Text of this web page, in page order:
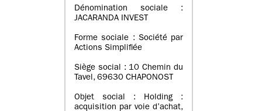
Dénomination sociale :
JACARANDA INVEST
Forme sociale : Société par
Actions Simplifiée
Siège social : 10 Chemin du
Tavel, 69630 CHAPONOST
Objet social : Holding :
acquisition par voie d’achat,